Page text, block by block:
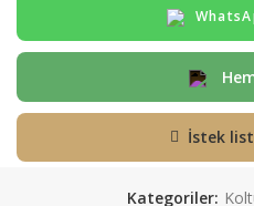
İstek
Kategoriler: